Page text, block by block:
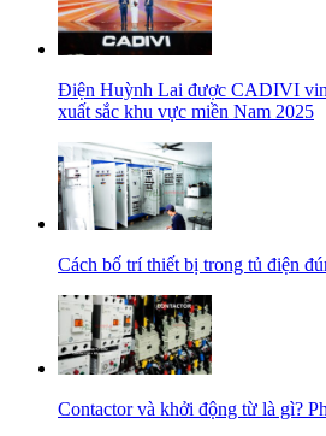
Điện Huỳnh Lai được CADIVI
xuất sắc khu vực miền Nam 2025
Cách bố trí thiết bị trong tủ điện
Contactor và khởi động từ là gì?